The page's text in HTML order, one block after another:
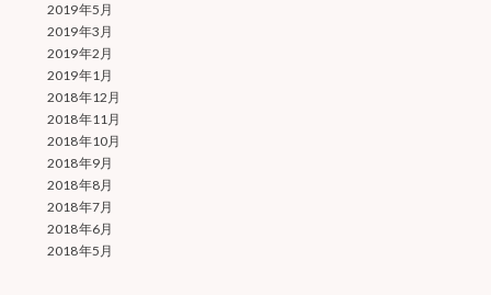
2019年5月
2019年3月
2019年2月
2019年1月
2018年12月
2018年11月
2018年10月
2018年9月
2018年8月
2018年7月
2018年6月
2018年5月